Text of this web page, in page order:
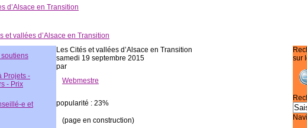
d’Alsace en Transition
et vallées d’Alsace en Transition
Les Cités et vallées d’Alsace en Transition
samedi 19 septembre 2015
par
Webmestre
popularité : 23%
(page en construction)
Projets -
- Prix
e et
sur